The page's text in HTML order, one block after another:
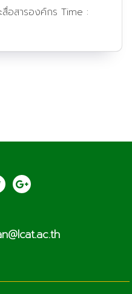
อสารองค์กร Time :